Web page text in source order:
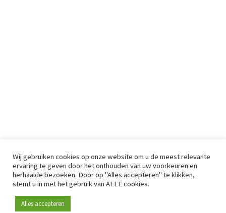
Wij gebruiken cookies op onze website om u de meest relevante
ervaring te geven door het onthouden van uw voorkeuren en
herhaalde bezoeken. Door op "Alles accepteren" te klikken,
stemt u in met het gebruik van ALLE cookies.
Alles accepteren